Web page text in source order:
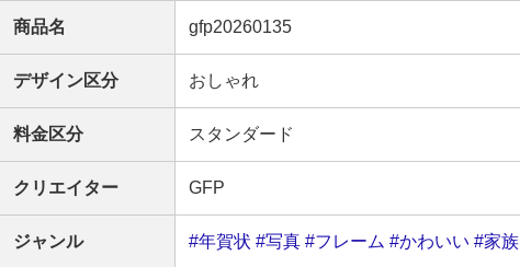
商品名 gfp20260135
デザイン区分 おしゃれ
料金区分 スタンダード
クリエイター GFP
ジャンル #年賀状 #写真 #フレーム #かわいい #家族